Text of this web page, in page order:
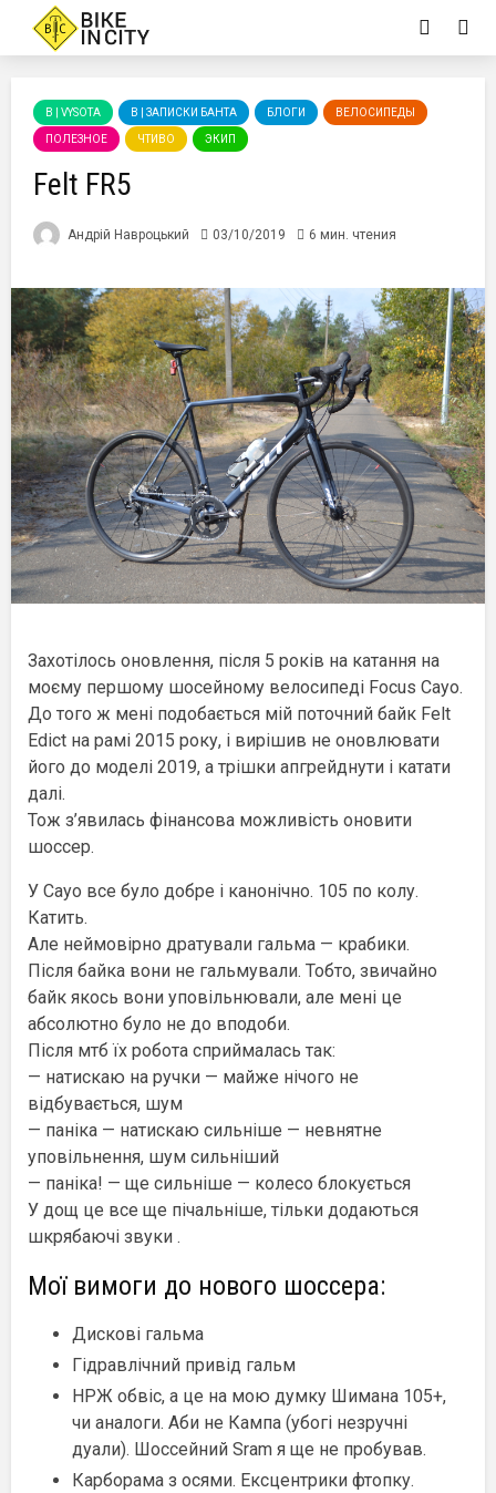
B | VYSOTA B | ЗАПИСКИ БАНТА БЛОГИ ВЕЛОСИПЕДЫ
ПОЛЕЗНОЕ ЧТИВО ЭКИП
Felt FR5
Андрій Навроцький 03/10/2019 6 мин. чтения
Захотілось оновлення, після 5 років на катання на
моєму першому шосейному велосипеді Focus Cayo.
До того ж мені подобається мій поточний байк Felt
Edict на рамі 2015 року, і вирішив не оновлювати
його до моделі 2019, а трішки апгрейднути і катати
далі.
Тож з’явилась фінансова можливість оновити
шоссер.
У Cayo все було добре і канонічно. 105 по колу.
Катить.
Але неймовірно дратували гальма — крабики.
Після байка вони не гальмували. Тобто, звичайно
байк якось вони уповільнювали, але мені це
абсолютно було не до вподоби.
Після мтб їх робота сприймалась так:
— натискаю на ручки — майже нічого не
відбувається, шум
— паніка — натискаю сильніше — невнятне
уповільнення, шум сильніший
— паніка! — ще сильніше — колесо блокується
У дощ це все ще пічальніше, тільки додаються
шкрябаючі звуки .
Мої вимоги до нового шоссера:
Дискові гальма
Гідравлічний привід гальм
НРЖ обвіс, а це на мою думку Шимана 105+,
чи аналоги. Аби не Кампа (убогі незручні
дуали). Шоссейний Sram я ще не пробував.
Карборама з осями. Ексцентрики фтопку.